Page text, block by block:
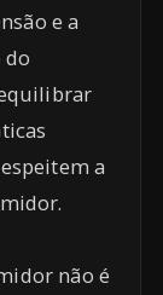
e a
do
a
não é